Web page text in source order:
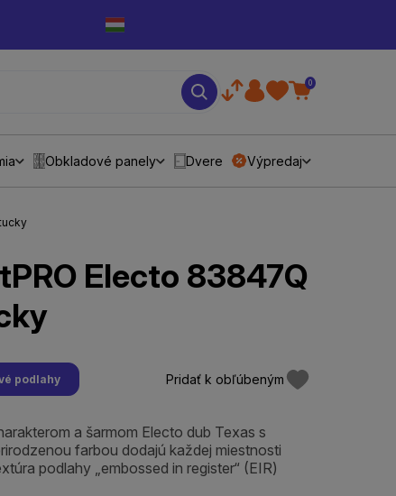
0
Obkladové panely Dvere Výpredaj
Electo 83847Q
podlahy Pridať k obľúbeným
a šarmom Electo dub Texas s
farbou dodajú každej miestnosti
podlahy „embossed in register“ (EIR)